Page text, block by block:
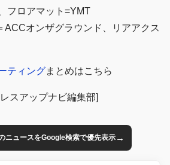
フロアマット=YMT
ACCオンザグラウンド、リアアクス
ティングまとめはこちら
スアップナビ編集部]
ニュースをGoogle検索で優先表示→